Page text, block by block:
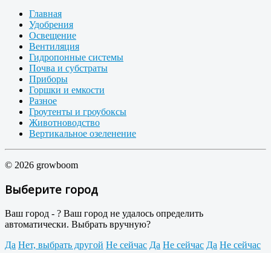
Главная
Удобрения
Освещение
Вентиляция
Гидропонные системы
Почва и субстраты
Приборы
Горшки и емкости
Разное
Гроутенты и гроубоксы
Животноводство
Вертикальное озеленение
© 2026 growboom
Выберите город
Ваш город - ? Ваш город не удалось определить
автоматически. Выбрать вручную?
Да Нет, выбрать другой Не сейчас Да Не сейчас Да Не сейчас